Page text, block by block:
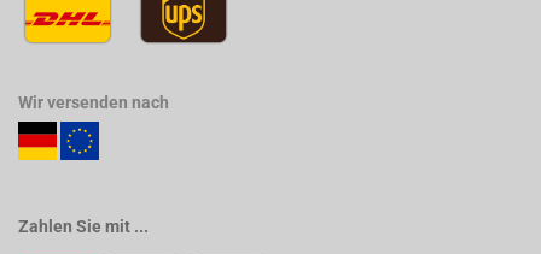
Wir versenden nach
Zahlen Sie mit ...